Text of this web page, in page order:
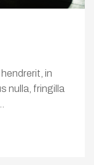
in
nulla, fringilla